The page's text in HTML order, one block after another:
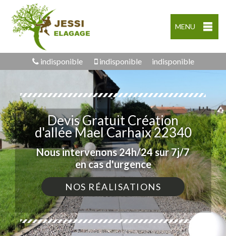
MENU
indisponible indisponible indisponible
Devis Gratuit Création
d'allée Mael Carhaix 22340
Nous intervenons 24h/24 sur 7j/7
en cas d'urgence
NOS RÉALISATIONS